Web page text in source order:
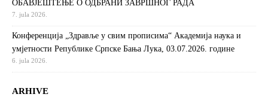
ОБАВЈЕШТЕЊЕ О ОДБРАНИ ЗАВРШНОГ РАДА
7. jula 2026.
Конференција „Здравље у свим прописима“ Академија наука и
умјетности Републике Српске Бања Лука, 03.07.2026. године
6. jula 2026.
ARHIVE